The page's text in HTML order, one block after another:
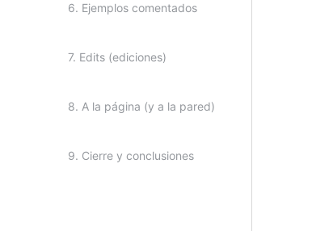
6. Ejemplos comentados
7. Edits (ediciones)
8. A la página (y a la pared)
9. Cierre y conclusiones